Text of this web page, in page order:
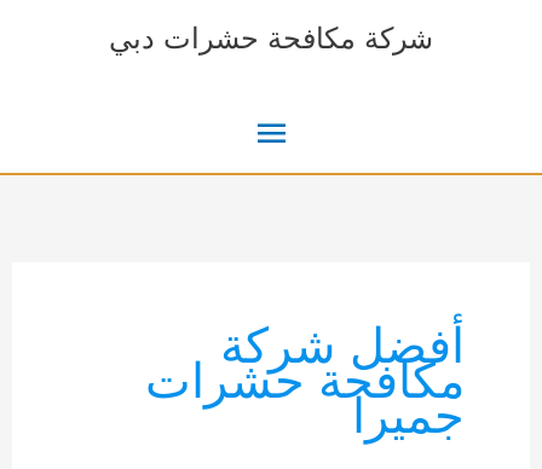
شركة مكافحة حشرات دبي
القائمة
أفضل شركة
مكافحة حشرات
جميرا